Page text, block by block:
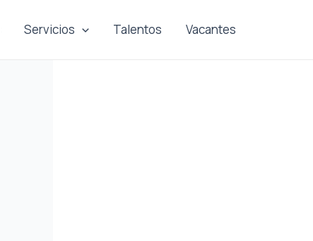
Servicios Talentos Vacantes